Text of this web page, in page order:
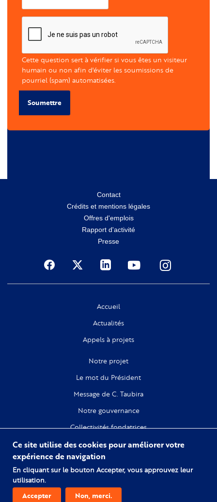
Cette question sert à vérifier si vous êtes un visiteur
humain ou non afin d'éviter les soumissions de
pourriel (spam) automatisées.
Soumettre
Contact
Crédits et mentions légales
Offres d'emplois
Rapport d'activité
Presse
Social
Accueil
Actualités
Appels à projets
Notre projet
Le mot du Président
Message de C. Taubira
Notre gouvernance
Collectivités fondatrices
Recherche
Ce site utilise des cookies pour améliorer votre
expérience de navigation
En cliquant sur le bouton Accepter, vous approuvez leur
utilisation.
Accepter Non, merci.